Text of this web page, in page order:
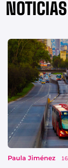
Paula Jiménez